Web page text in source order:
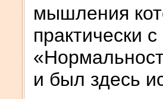
мышления
практически
и был здесь